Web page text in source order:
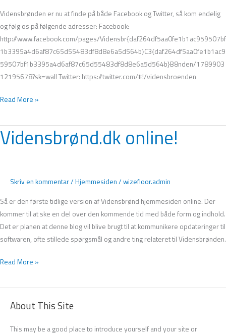
Vidensbrønden er nu at finde på både Facebook og Twitter, så kom endelig
og følg os på følgende adresser: Facebook:
http://www.facebook.com/pages/Vidensbr{daf264df5aa0fe1b1ac959507bf
1b3395a4d6af87c65d55483df8d8e6a5d564b}C3{daf264df5aa0fe1b1ac9
59507bf1b3395a4d6af87c65d55483df8d8e6a5d564b}B8nden/1789903
12195678?sk=wall Twitter: https://twitter.com/#!/vidensbroenden
Read More »
Vidensbrønd.dk online!
Skriv en kommentar/ Hjemmesiden / wizefloor.admin
Så er den første tidlige version af Vidensbrønd hjemmesiden online. Der
kommer til at ske en del over den kommende tid med både form og indhold.
Det er planen at denne blog vil blive brugt til at kommunikere opdateringer til
softwaren, ofte stillede spørgsmål og andre ting relateret til Vidensbrønden.
Vidensbrønd.dk
online!
Read More »
About This Site
This may be a good place to introduce yourself and your site or